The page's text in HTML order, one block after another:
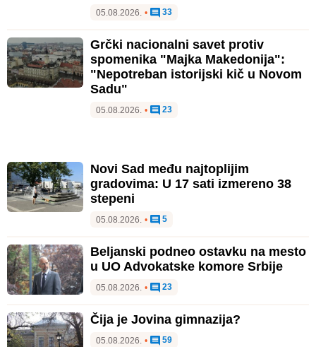
05.08.2026. • 33
Grčki nacionalni savet protiv
spomenika "Majka Makedonija":
"Nepotreban istorijski kič u Novom
Sadu"
05.08.2026. • 23
Novi Sad među najtoplijim
gradovima: U 17 sati izmereno 38
stepeni
05.08.2026. • 5
Beljanski podneo ostavku na mesto
u UO Advokatske komore Srbije
05.08.2026. • 23
Čija je Jovina gimnazija?
05.08.2026. • 59